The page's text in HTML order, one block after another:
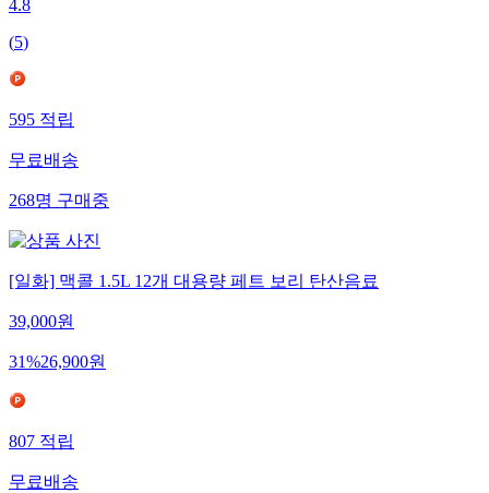
4.8
(5)
595 적립
무료배송
268명 구매중
[일화] 맥콜 1.5L 12개 대용량 페트 보리 탄산음료
39,000원
31%26,900원
807 적립
무료배송